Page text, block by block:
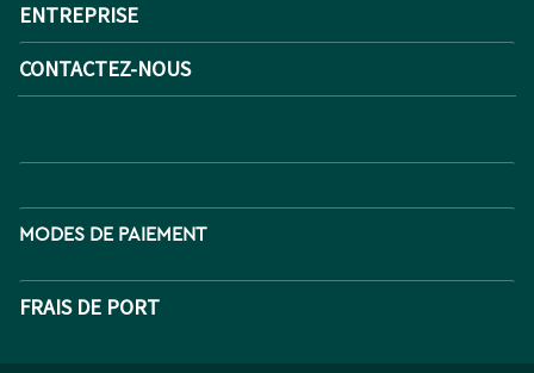
ENTREPRISE
CONTACTEZ-NOUS
MODES DE PAIEMENT
FRAIS DE PORT